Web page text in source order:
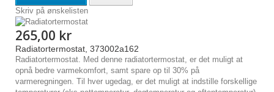
Skriv på ønskelisten
265,00 kr
Radiatortermostat, 373002a162
Radiatortermostat. Med denne radiatortermostat, er det muligt at
opnå bedre varmekomfort, samt spare op til 30% på
varmeregningen. Til hver ugedag, er det muligt at indstille forskellige